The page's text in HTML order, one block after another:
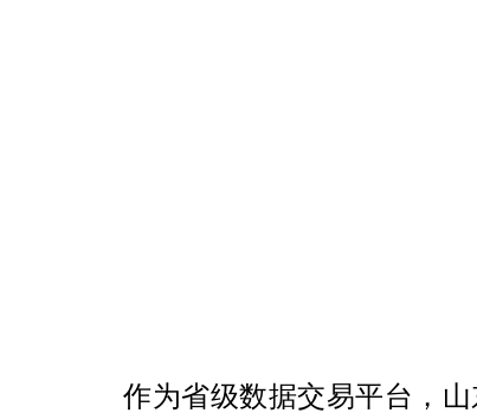
作为省级数据交易平台，